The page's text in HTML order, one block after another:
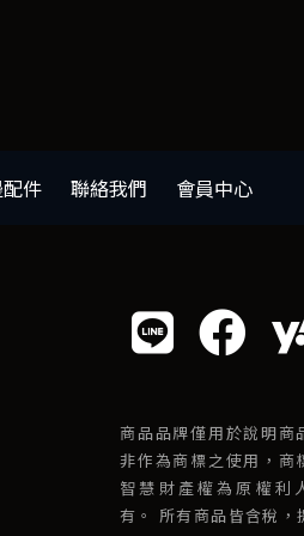
件 聯絡我們 會員中心
商品品牌僅用於說明商
非作為商標之使用，商
智慧財產權為原權利
有。 所有商品皆含稅，